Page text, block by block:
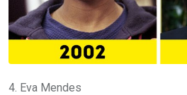
4. Eva Mendes